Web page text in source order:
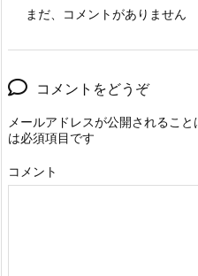
まだ、コメントがありません
コメントをどうぞ
メールアドレスが公開されること
は必須項目です
コメント